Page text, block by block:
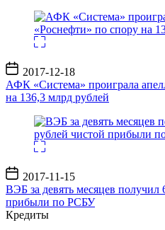
Дата
записи
2017-12-18
АФК «Система» проиграла
на 136,3 млрд рублей
Дата
записи
2017-11-15
ВЭБ за девять месяцев получил
прибыли по РСБУ
Кредиты